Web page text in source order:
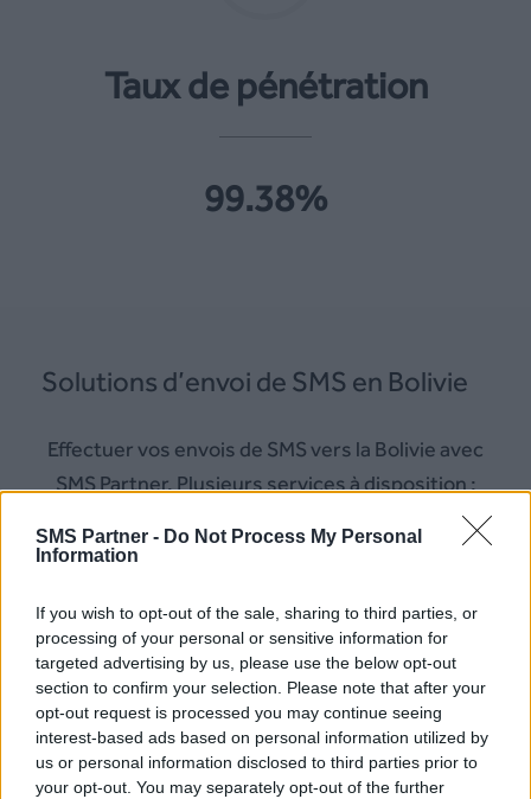
SMS Partner - Do Not Process My Personal
Information
If you wish to opt-out of the sale, sharing to third parties, or
processing of your personal or sensitive information for
targeted advertising by us, please use the below opt-out
section to confirm your selection. Please note that after your
opt-out request is processed you may continue seeing
interest-based ads based on personal information utilized by
us or personal information disclosed to third parties prior to
your opt-out. You may separately opt-out of the further
Taux de pénétration
99.38%
Solutions d’envoi de SMS en Bolivie
Effectuer vos envois de SMS vers la Bolivie avec
SMS Partner. Plusieurs services à disposition :
–API SMS Bolivie
–API HLR Bolivie
– Numéro Virtuel Bolivie
– SMS OTP Bolivie
– Module CRM